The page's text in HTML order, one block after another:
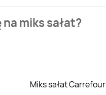
miks sałat?
Miks sałat Carrefour